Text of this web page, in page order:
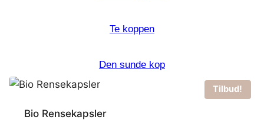
Te koppen
Den sunde kop
Tilbud!
Bio Rensekapsler